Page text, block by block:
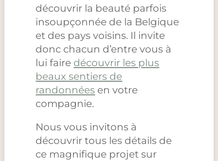
découvrir la beauté parfois
insoupçonnée de la Belgique
et des pays voisins. Il invite
donc chacun d’entre vous à
lui faire découvrir les plus
beaux sentiers de
randonnées en votre
compagnie.
Nous vous invitons à
découvrir tous les détails de
ce magnifique projet sur